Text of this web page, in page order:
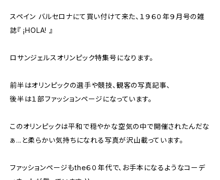
スペイン バルセロナにて買い付けて来た、１９６０年９月号の雑
誌『 ¡HOLA! 』
ロサンジェルスオリンピック特集号になります。
前半はオリンピックの選手や競技、観客の写真記事、
後半は１部ファッションページになっています。
このオリンピックは平和で穏やかな空気の中で開催されたんだな
ぁ...と柔らかい気持ちになれる写真が沢山載っています。
ファッションページもthe６０年代で、お手本になるようなコーデ